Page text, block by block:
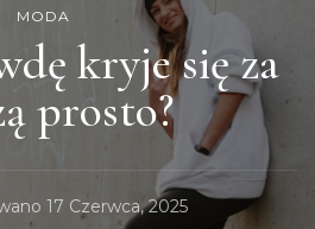
MODA
kryje się za
prosto?
17 Czerwca, 2025